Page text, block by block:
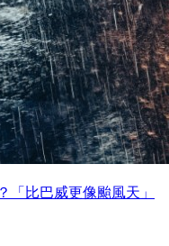
「比巴威更像颱風天」